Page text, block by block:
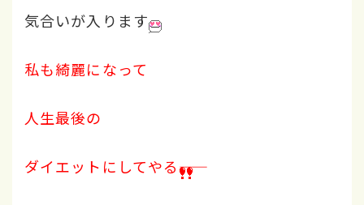
気合いが入ります
私も綺麗になって
人生最後の
ダイエットにしてやる――